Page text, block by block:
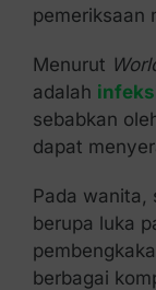
pemeriksaan
Menurut
adalah
sebabkan
dapat
Pada wanita,
berupa luka
berbagai